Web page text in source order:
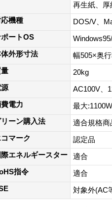
再生紙、
機種
DOS/V、
ートOS
外形寸法
幅505×奥
20kg
AC100V、
電力
最大
リーン購入法
適合規格商
マーク
認定品
際エネルギースター
適合
指令
適合
対象外(AC